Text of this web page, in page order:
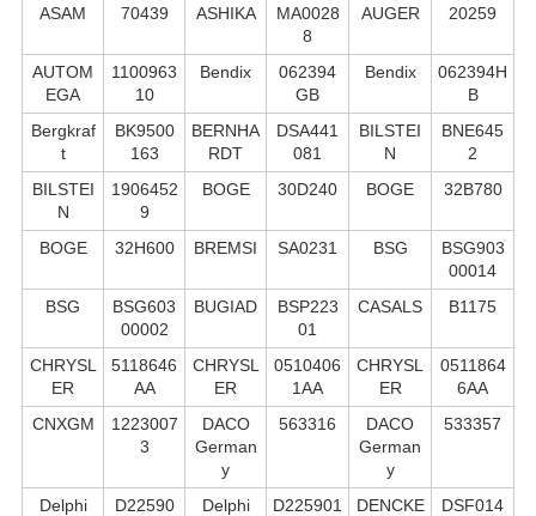
ASAM 70439 ASHIKA
MA0028
8
AUGER 20259
AUTOM
EGA
1100963
10
Bendix
062394
GB
Bendix
062394H
B
Bergkraf
t
BK9500
163
BERNHA
RDT
DSA441
081
BILSTEI
N
BNE645
2
BILSTEI
N
1906452
9
BOGE 30D240 BOGE 32B780
BOGE 32H600 BREMSI SA0231 BSG
BSG903
00014
BSG
BSG603
00002
BUGIAD
BSP223
01
CASALS B1175
CHRYSL
ER
5118646
AA
CHRYSL
ER
0510406
1AA
CHRYSL
ER
0511864
6AA
CNXGM
1223007
3
DACO
German
y
563316
DACO
German
y
533357
Delphi
D22590
Delphi
D225901
DENCKE
DSF014